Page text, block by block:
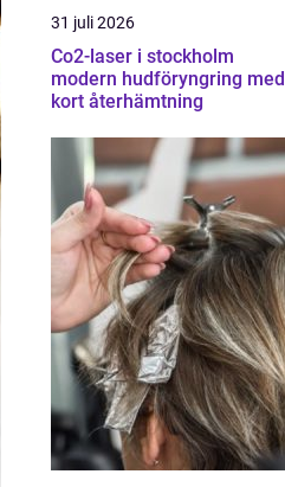
31 juli 2026
Co2-laser i stockholm
modern hudföryngring med
kort återhämtning